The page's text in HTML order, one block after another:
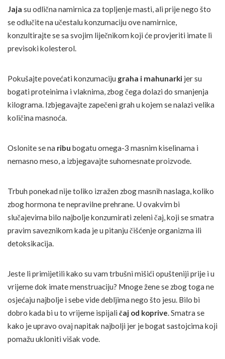
Jaja su odlična namirnica za topljenje masti, ali prije nego što
se odlučite na učestalu konzumaciju ove namirnice,
konzultirajte se sa svojim liječnikom koji će provjeriti imate li
previsoki kolesterol.
Pokušajte povećati konzumaciju graha i mahunarki jer su
bogati proteinima i vlaknima, zbog čega dolazi do smanjenja
kilograma. Izbjegavajte zapečeni grah u kojem se nalazi velika
količina masnoća.
Oslonite se na ribu bogatu omega-3 masnim kiselinama i
nemasno meso, a izbjegavajte suhomesnate proizvode.
Trbuh ponekad nije toliko izražen zbog masnih naslaga, koliko
zbog hormona te nepravilne prehrane. U ovakvim bi
slučajevima bilo najbolje konzumirati zeleni čaj, koji se smatra
pravim saveznikom kada je u pitanju čišćenje organizma ili
detoksikacija.
Jeste li primijetili kako su vam trbušni mišići opušteniji prije i u
vrijeme dok imate menstruaciju? Mnoge žene se zbog toga ne
osjećaju najbolje i sebe vide debljima nego što jesu. Bilo bi
dobro kada bi u to vrijeme ispijali čaj od koprive. Smatra se
kako je upravo ovaj napitak najbolji jer je bogat sastojcima koji
pomažu ukloniti višak vode.